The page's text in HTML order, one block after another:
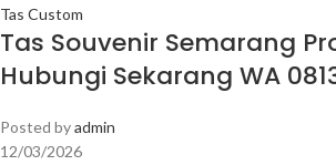
Tas Custom
Tas Souvenir Semarang
Hubungi Sekarang WA
Posted byadmin
12/03/2026